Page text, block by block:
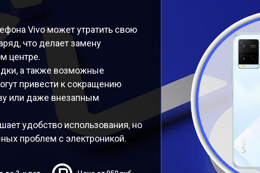
Vivo может утратить свою
что делает замену
центре.
а также возможные
привести к сокращению
или даже внезапным
удобство использования, но
проблем с электроникой.